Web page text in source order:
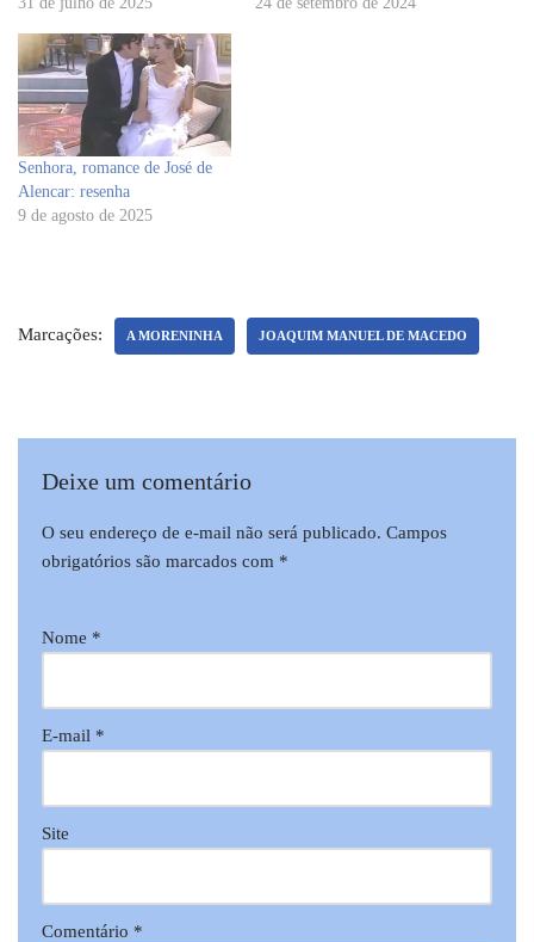
Senhora, romance de José de
Alencar: resenha
9 de agosto de 2025
Marcações: A MORENINHA JOAQUIM MANUEL DE MACEDO
Deixe um comentário
O seu endereço de e-mail não será publicado. Campos
obrigatórios são marcados com *
Nome *
E-mail *
Site
Comentário *